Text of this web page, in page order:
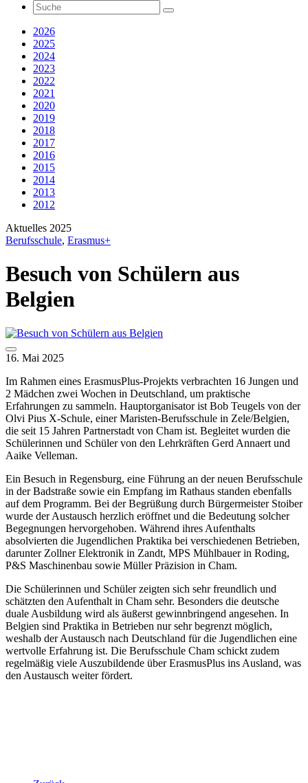
2026
2025
2024
2023
2022
2021
2020
2019
2018
2017
2016
2015
2014
2013
2012
Aktuelles 2025
Berufsschule, Erasmus+
Besuch von Schülern aus
Belgien
16. Mai 2025
Im Rahmen eines ErasmusPlus-Projekts verbrachten 16 Jungen und
2 Mädchen zwei Wochen in Deutschland, um praktische
Erfahrungen zu sammeln. Hauptorganisator ist Bob Teugels von der
Olvi Pius X-Schule, einer Maristen-Berufsschule in Zele/Belgien,
die seit 15 Jahren Partnerstadt von Cham ist. Begleitet wurden die
Schülerinnen und Schüler von den Lehrkräften Gerd Annaert und
Aaike Velleman.
Ein Besuch in Regensburg, eine Führung an der neuen Berufsschule
in der Badstraße sowie ein Empfang im Rathaus standen ebenfalls
auf dem Programm. Bei der Begrüßung durch Bürgermeister Stoiber
wurde der Austausch herzlich eröffnet und die Bedeutung solcher
Begegnungen hervorgehoben. Während ihres Aufenthalts
absolvierten die Jugendlichen Praktika bei verschiedenen Betrieben,
darunter Zollner Elektronik in Zandt, MPS Mühlbauer in Roding,
P&S Maschinenbau sowie Müller Präzision in Cham.
Die Schülerinnen und Schüler zeigten sich sehr freundlich und
schätzten den Aufenthalt in Cham sehr. Besonders die deutsche
duale Ausbildung wird als äußerst gewinnbringend angesehen. In
Belgien sind Praktika in Betrieben nur sehr begrenzt möglich,
weshalb der Austausch nach Deutschland für die Jugendlichen eine
wertvolle Erfahrung ist. Die Berufsschule Cham schickt zudem
regelmäßig viele Auszubildende über ErasmusPlus ins Ausland, was
den Austausch weiter fördert.